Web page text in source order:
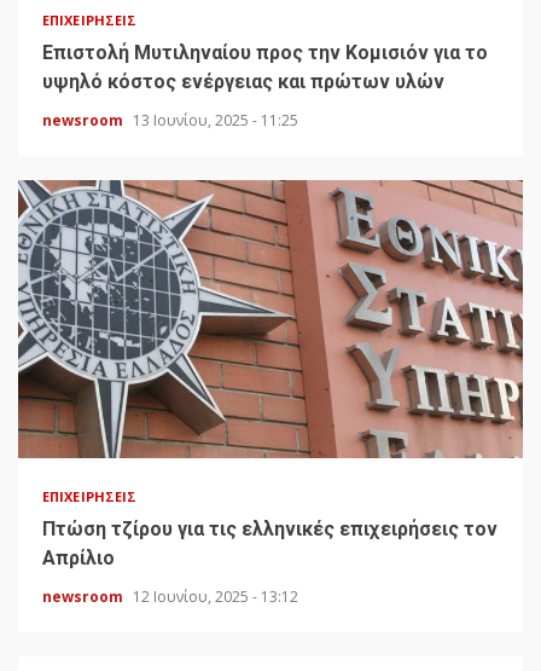
ΕΠΙΧΕΙΡΉΣΕΙΣ
Επιστολή Μυτιληναίου προς την Κομισιόν για το
υψηλό κόστος ενέργειας και πρώτων υλών
newsroom 13 Ιουνίου, 2025 - 11:25
ΕΠΙΧΕΙΡΉΣΕΙΣ
Πτώση τζίρου για τις ελληνικές επιχειρήσεις τον
Απρίλιο
newsroom 12 Ιουνίου, 2025 - 13:12